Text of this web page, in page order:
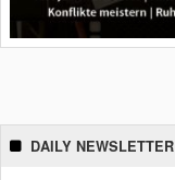
DAILY NEWSLETTER